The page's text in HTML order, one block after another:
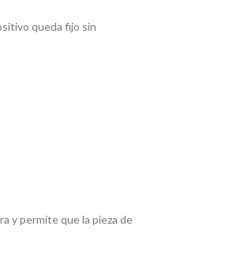
queda fijo sin
y permite que la pieza de